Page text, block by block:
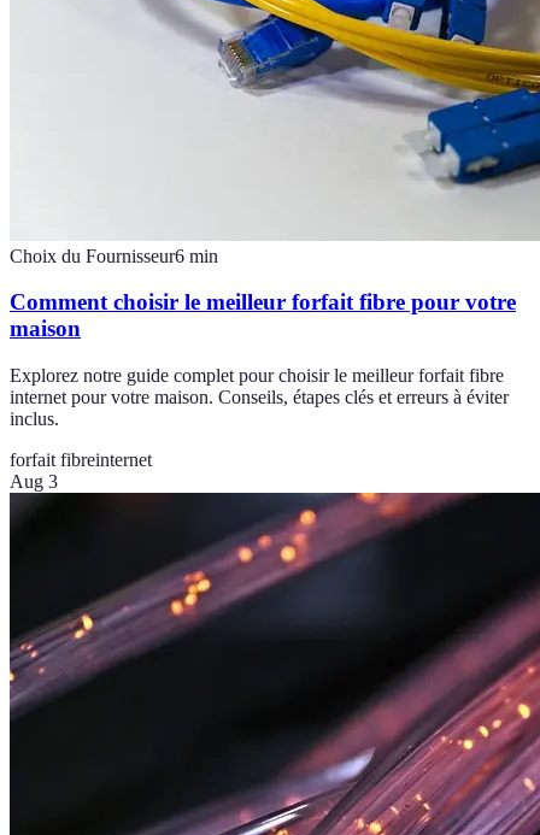
Choix du Fournisseur6 min
Comment choisir le meilleur forfait fibre pour votre
maison
Explorez notre guide complet pour choisir le meilleur forfait fibre
internet pour votre maison. Conseils, étapes clés et erreurs à éviter
inclus.
forfait fibreinternet
Aug 3